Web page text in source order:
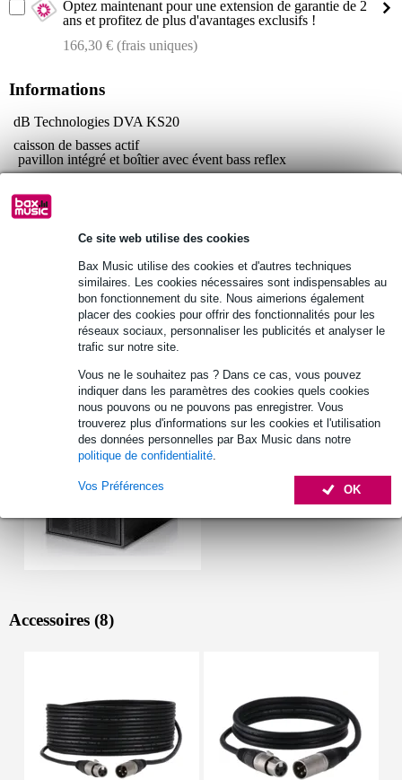
Ce site web utilise des cookies
Bax Music utilise des cookies et d'autres techniques
similaires. Les cookies nécessaires sont indispensables au
bon fonctionnement du site. Nous aimerions également
placer des cookies pour offrir des fonctionnalités pour les
réseaux sociaux, personnaliser les publicités et analyser le
trafic sur notre site.
Vous ne le souhaitez pas ? Dans ce cas, vous pouvez
indiquer dans les paramètres des cookies quels cookies
nous pouvons ou ne pouvons pas enregistrer. Vous
trouverez plus d'informations sur les cookies et l'utilisation
des données personnelles par Bax Music dans notre
politique de confidentialité
OK
Vos Préférences
Optez maintenant pour une extension de garantie de 2
ans et profitez de plus d'avantages exclusifs !
166,30 € (frais uniques)
Informations
dB Technologies DVA KS20
caisson de basses actif
pavillon intégré et boîtier avec évent bass reflex
omnidirectionnel
2x DigiPro G3 de classe D
puissance : 1 800 W (RMS), 3 600 W (crête)
refroidissement par convection
Afficher toutes les caractéristiques du produit
Autres variantes (1)
Accessoires (8)